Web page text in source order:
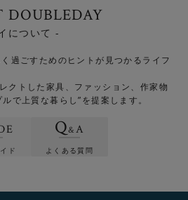
DOUBLEDAY
について -
過ごすためのヒントが見つかるライフ
クトした家具、ファッション、作家物
で上質な暮らし”を提案します。
ド
Q&A
よくある質問